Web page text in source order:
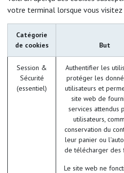
votre terminal lorsque vous
Catégorie
de cookies
But
Session &
Sécurité
(essentiel)
Authentifier les
protéger les
utilisateurs et
site web de
services attendus
utilisateurs,
conservation du
leur panier ou
de télécharger des
Le site web ne